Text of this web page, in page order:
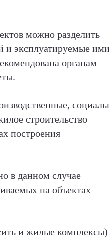
можно разделить
и эксплуатируемые ими
органам
строительство
построения
в данном случае
на объектах
и жилые комплексы)